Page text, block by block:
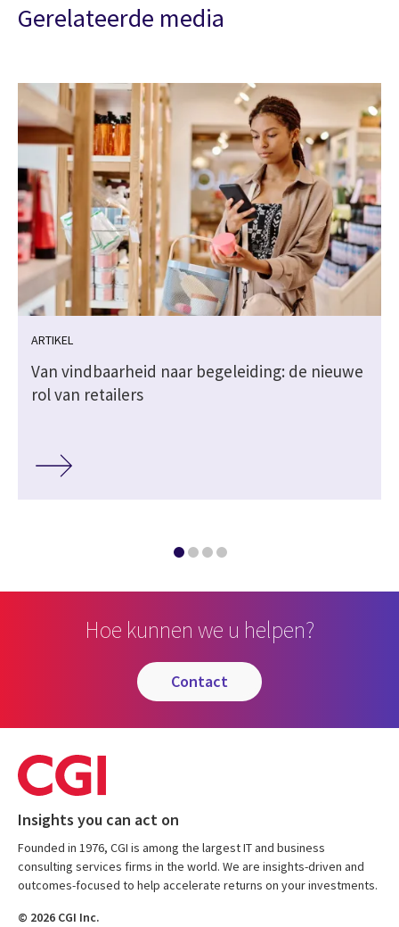
Gerelateerde media
ARTIKEL
Van vindbaarheid naar begeleiding: de nieuwe
rol van retailers
Hoe kunnen we u helpen?
contact
Insights you can act on
Founded in 1976, CGI is among the largest IT and business
consulting services firms in the world. We are insights-driven and
outcomes-focused to help accelerate returns on your investments.
© 2026 CGI Inc.